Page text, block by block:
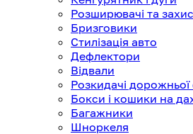
Розширювачі та
Бризговики
Стилізація авто
Дефлектори
Відвали
Розкидачі дорожньої
Бокси і кошики на
Багажники
Шноркеля